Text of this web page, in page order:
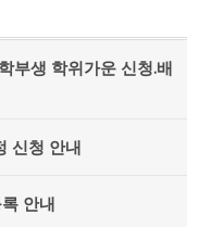
부생 학위가운 신청.배
신청 안내
안내